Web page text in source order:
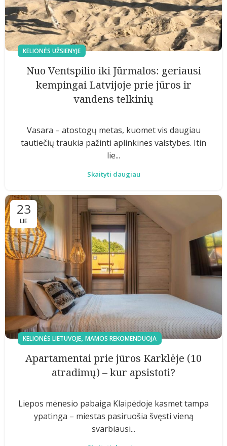
KELIONĖS UŽSIENYJE
Nuo Ventspilio iki Jūrmalos: geriausi
kempingai Latvijoje prie jūros ir
vandens telkinių
Vasara – atostogų metas, kuomet vis daugiau
tautiečių traukia pažinti aplinkines valstybes. Itin
lie...
Skaityti daugiau
23
LIE
KELIONĖS LIETUVOJE, MAMOS REKOMENDUOJA
Apartamentai prie jūros Karklėje (10
atradimų) – kur apsistoti?
Liepos mėnesio pabaiga Klaipėdoje kasmet tampa
ypatinga – miestas pasiruošia švęsti vieną
svarbiausi...